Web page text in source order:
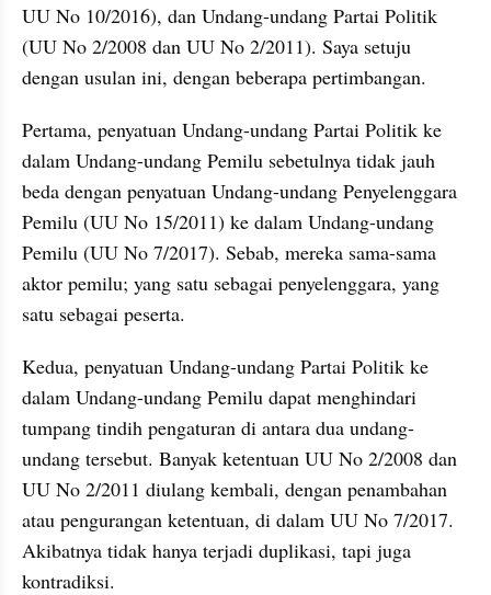
UU No 10/2016), dan Undang-undang Partai Politik
(UU No 2/2008 dan UU No 2/2011). Saya setuju
dengan usulan ini, dengan beberapa pertimbangan.
Pertama, penyatuan Undang-undang Partai Politik ke
dalam Undang-undang Pemilu sebetulnya tidak jauh
beda dengan penyatuan Undang-undang Penyelenggara
Pemilu (UU No 15/2011) ke dalam Undang-undang
Pemilu (UU No 7/2017). Sebab, mereka sama-sama
aktor pemilu; yang satu sebagai penyelenggara, yang
satu sebagai peserta.
Kedua, penyatuan Undang-undang Partai Politik ke
dalam Undang-undang Pemilu dapat menghindari
tumpang tindih pengaturan di antara dua undang-
undang tersebut. Banyak ketentuan UU No 2/2008 dan
UU No 2/2011 diulang kembali, dengan penambahan
atau pengurangan ketentuan, di dalam UU No 7/2017.
Akibatnya tidak hanya terjadi duplikasi, tapi juga
kontradiksi.